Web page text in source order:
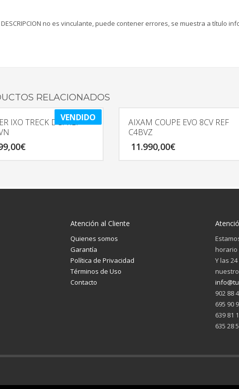
no es vinculante, puede contener errores, se muestra a título
RELACIONADOS
VENDIDO
IXO TRECK DCI REF
€
AIXAM COUPE EVO 8CV REF
C4BVZ
11.990,00€
Atención al Cliente
Quienes somos
Garantía
Política de Privacidad
Términos de Uso
Contacto
horario
Y las
902 88
695 90
639 81
635 28